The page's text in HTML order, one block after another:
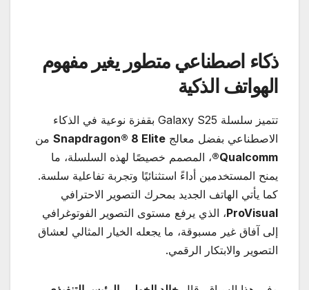
ذكاء اصطناعي متطور يغير مفهوم
الهواتف الذكية
تتميز سلسلة Galaxy S25 بقفزة نوعية في الذكاء
الاصطناعي بفضل معالج Snapdragon® 8 Elite من
Qualcomm®
، المصمم خصيصًا لهذه السلسلة، ما
يمنح المستخدمين أداءً استثنائيًا وتجربة تفاعلية سلسة.
كما يأتي الهاتف الجديد بمحرك التصوير الاحترافي
ProVisual، الذي يرفع مستوى التصوير الفوتوغرافي
إلى آفاق غير مسبوقة، ما يجعله الخيار المثالي لعشاق
التصوير والابتكار الرقمي.